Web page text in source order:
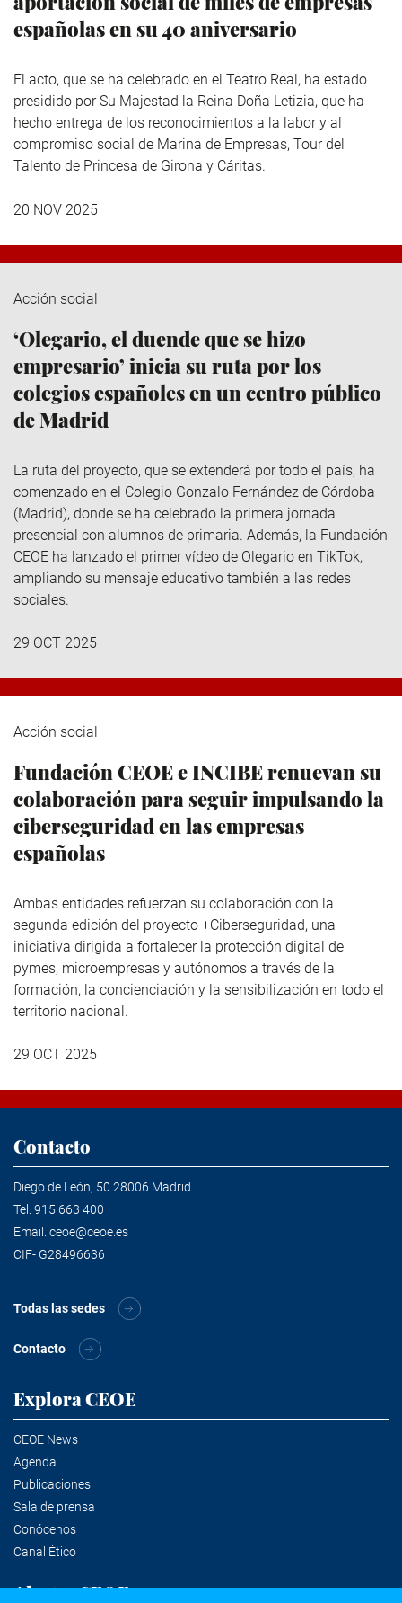
españolas en su 40 aniversario
El acto, que se ha celebrado en el Teatro Real, ha estado
presidido por Su Majestad la Reina Doña Letizia, que ha
hecho entrega de los reconocimientos a la labor y al
compromiso social de Marina de Empresas, Tour del
Talento de Princesa de Girona y Cáritas.
20 NOV 2025
Acción social
‘Olegario, el duende que se hizo
empresario’ inicia su ruta por los
colegios españoles en un centro público
de Madrid
La ruta del proyecto, que se extenderá por todo el país, ha
comenzado en el Colegio Gonzalo Fernández de Córdoba
(Madrid), donde se ha celebrado la primera jornada
presencial con alumnos de primaria. Además, la Fundación
CEOE ha lanzado el primer vídeo de Olegario en TikTok,
ampliando su mensaje educativo también a las redes
sociales.
29 OCT 2025
Acción social
Fundación CEOE e INCIBE renuevan su
colaboración para seguir impulsando la
ciberseguridad en las empresas
españolas
Ambas entidades refuerzan su colaboración con la
segunda edición del proyecto +Ciberseguridad, una
iniciativa dirigida a fortalecer la protección digital de
pymes, microempresas y autónomos a través de la
formación, la concienciación y la sensibilización en todo el
territorio nacional.
29 OCT 2025
Contacto
Diego de León, 50 28006 Madrid
Tel. 915 663 400
Email. ceoe@ceoe.es
CIF- G28496636
Todas las sedes
Contacto
Explora CEOE
CEOE News
Agenda
Publicaciones
Sala de prensa
Conócenos
Canal Ético
Alertas CEOE